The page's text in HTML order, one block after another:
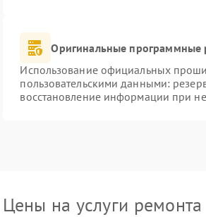
Оригинальные программные
Использование официальных
пользовательскими данными:
восстановление информации при
Цены на услуги ремонта